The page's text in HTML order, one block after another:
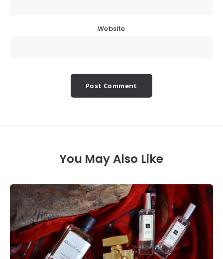
Website
You May Also Like